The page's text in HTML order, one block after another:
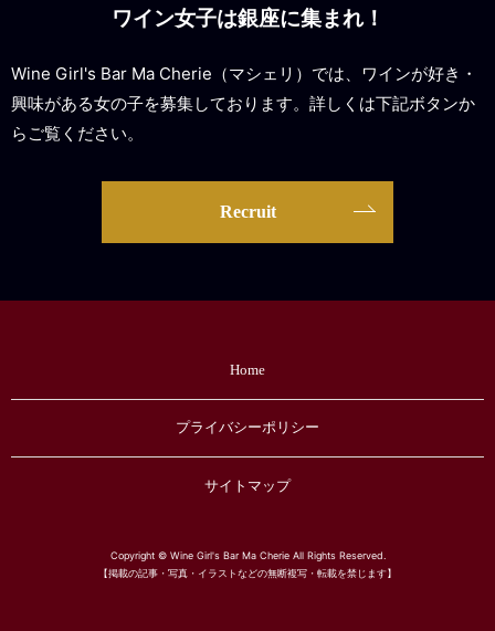
ワイン女子は銀座に集まれ！
Wine Girl's Bar Ma Cherie（マシェリ）では、ワインが好き・
興味がある女の子を募集しております。詳しくは下記ボタンか
らご覧ください。
Recruit
Home
プライバシーポリシー
サイトマップ
Copyright © Wine Girl's Bar Ma Cherie All Rights Reserved.
【掲載の記事・写真・イラストなどの無断複写・転載を禁じます】